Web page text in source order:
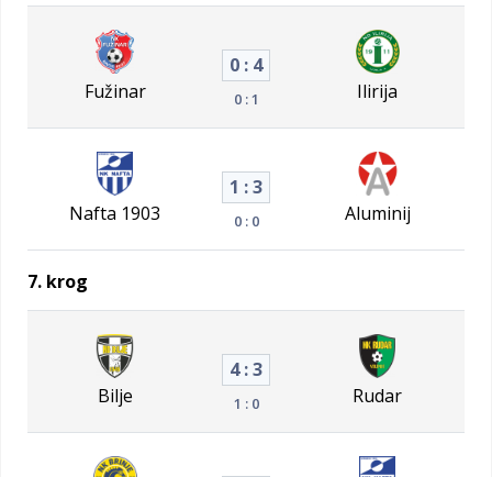
Fužinar
0 : 4
0 : 1 Ilirija
Nafta 1903
1 : 3
0 : 0 Aluminij
7. krog
Bilje
4 : 3
1 : 0 Rudar